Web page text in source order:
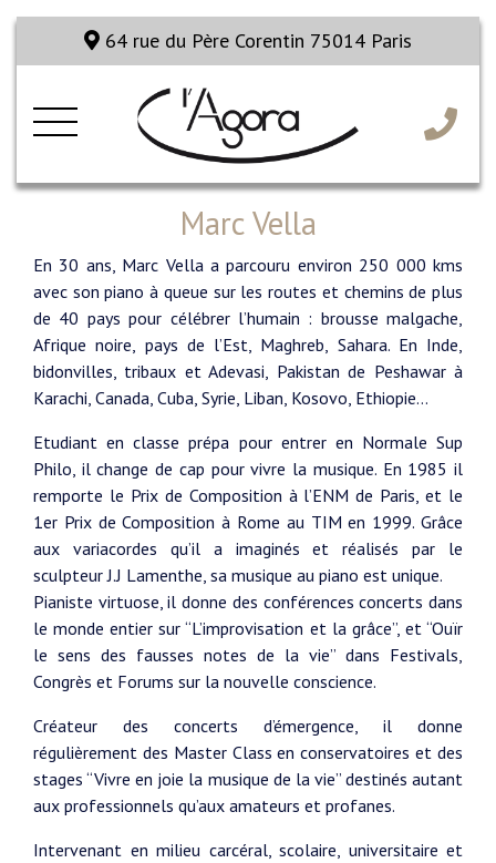
64 rue du Père Corentin 75014 Paris
Marc Vella
En 30 ans, Marc Vella a parcouru environ 250 000 kms
avec son piano à queue sur les routes et chemins de plus
de 40 pays pour célébrer l’humain : brousse malgache,
Afrique noire, pays de l’Est, Maghreb, Sahara. En Inde,
bidonvilles, tribaux et Adevasi, Pakistan de Peshawar à
Karachi, Canada, Cuba, Syrie, Liban, Kosovo, Ethiopie…
Etudiant en classe prépa pour entrer en Normale Sup
Philo, il change de cap pour vivre la musique. En 1985 il
remporte le Prix de Composition à l’ENM de Paris, et le
1er Prix de Composition à Rome au TIM en 1999. Grâce
aux variacordes qu’il a imaginés et réalisés par le
sculpteur J.J Lamenthe, sa musique au piano est unique.
Pianiste virtuose, il donne des conférences concerts dans
le monde entier sur ‘‘L’improvisation et la grâce’’, et ‘‘Ouïr
le sens des fausses notes de la vie’’ dans Festivals,
Congrès et Forums sur la nouvelle conscience.
Créateur des concerts d’émergence, il donne
régulièrement des Master Class en conservatoires et des
stages ‘‘Vivre en joie la musique de la vie’’ destinés autant
aux professionnels qu’aux amateurs et profanes.
Intervenant en milieu carcéral, scolaire, universitaire et